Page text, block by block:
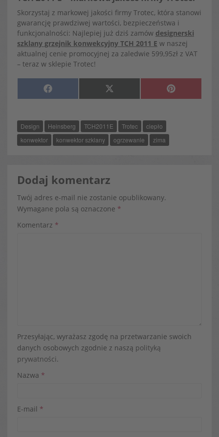
Skorzystaj z markowej jakości firmy Trotec, która stanowi
gwarancję prawdziwej wartości, bezpieczeństwa i
funkcjonalności: Najlepiej już dziś zamów designerski
szklany grzejnik konwekcyjny TCH 2011 E w naszej
aktualnej cenie promocyjnej za zaledwie 599,95zł z VAT
– teraz w sklepie Trotec!
SHARE
F
A
O
O
K
SHARE
X
(
T
E
R
)
SHARE
P
I
Design Heinsberg TCH2011E Trotec
ciepło
konwektor
konwektor szklany ogrzewanie zima
Dodaj komentarz
Twój adres e-mail nie zostanie opublikowany.
Wymagane pola są oznaczone *
Komentarz *
Przesyłając, wyrażasz zgodę na przetwarzanie swoich
danych osobowych zgodnie z naszą polityką
prywatności.
Nazwa *
E-mail *